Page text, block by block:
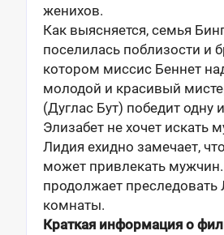
женихов.
Как выясняется, семья
поселилась поблизости и
котором миссис Беннет
молодой и красивый
(Дуглас Бут) победит одну
Элизабет не хочет искать
Лидия ехидно замечает,
может привлекать
продолжает
комнаты.
Краткая информация о